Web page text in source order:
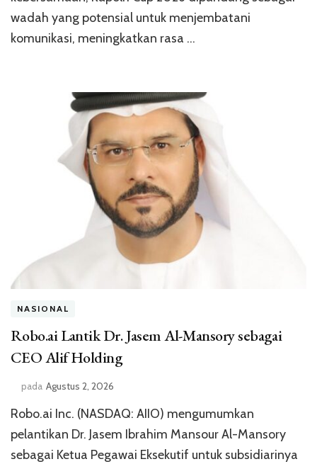
wadah yang potensial untuk menjembatani
komunikasi, meningkatkan rasa …
NASIONAL
Robo.ai Lantik Dr. Jasem Al-Mansory sebagai
CEO Alif Holding
pada Agustus 2, 2026
Robo.ai Inc. (NASDAQ: AIIO) mengumumkan
pelantikan Dr. Jasem Ibrahim Mansour Al-Mansory
sebagai Ketua Pegawai Eksekutif untuk subsidiarinya